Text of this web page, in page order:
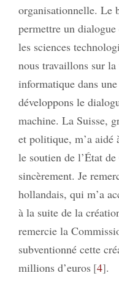
organisationnelle. Le
permettre un
les sciences
nous travaillons sur
informatique dans
développons le
machine. La Suisse,
et politique, m’a aidé
le soutien de l’État
sincèrement. Je
hollandais, qui m’a
à la suite de la
remercie la
subventionné cette
millions d’euros 4 .